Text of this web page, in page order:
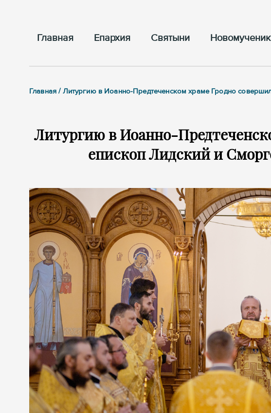
Главная Епархия Cвятыни
Главная / Литургию в Иоанно-Предтеченском храме Гродно
Литургию в Иоанно-
епископ Лидский и